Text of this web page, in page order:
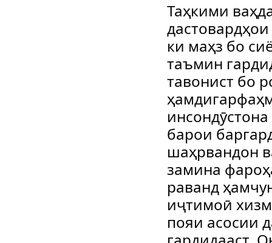
Таҳкими
ки маҳз бо
таъмин
тавонист бо
барои
шаҳрвандон
замина
раванд
иҷтимоӣ
пояи асосии